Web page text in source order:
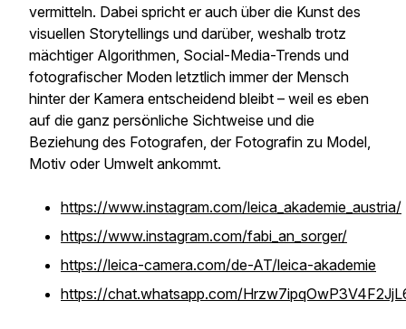
vermitteln. Dabei spricht er auch über die Kunst des
visuellen Storytellings und darüber, weshalb trotz
mächtiger Algorithmen, Social-Media-Trends und
fotografischer Moden letztlich immer der Mensch
hinter der Kamera entscheidend bleibt – weil es eben
auf die ganz persönliche Sichtweise und die
Beziehung des Fotografen, der Fotografin zu Model,
Motiv oder Umwelt ankommt.
https://www.instagram.com/leica_akademie_austria/
https://www.instagram.com/fabi_an_sorger/
https://leica-camera.com/de-AT/leica-akademie
https://chat.whatsapp.com/